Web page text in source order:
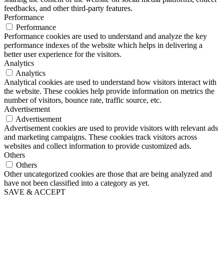
feedbacks, and other third-party features.
Performance
Performance
Performance cookies are used to understand and analyze the key
performance indexes of the website which helps in delivering a
better user experience for the visitors.
Analytics
Analytics
Analytical cookies are used to understand how visitors interact with
the website. These cookies help provide information on metrics the
number of visitors, bounce rate, traffic source, etc.
Advertisement
Advertisement
Advertisement cookies are used to provide visitors with relevant ads
and marketing campaigns. These cookies track visitors across
websites and collect information to provide customized ads.
Others
Others
Other uncategorized cookies are those that are being analyzed and
have not been classified into a category as yet.
SAVE & ACCEPT